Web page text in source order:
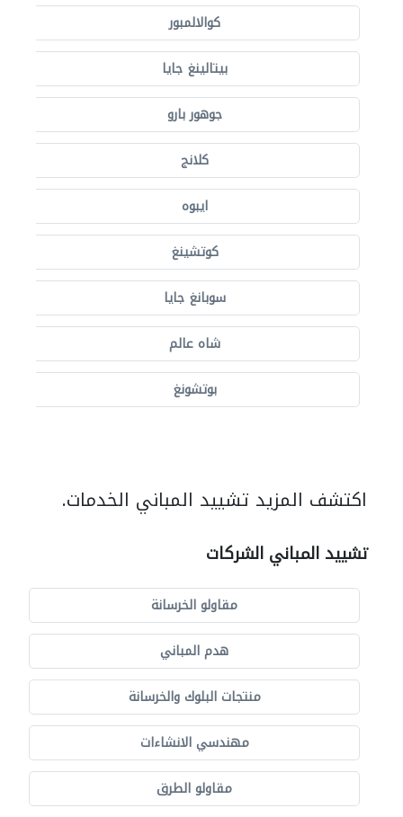
كوالالمبور
بيتالينغ جايا
جوهور بارو
كلانج
ايبوه
كوتشينغ
سوبانغ جايا
شاه عالم
بوتشونغ
اكتشف المزيد تشييد المباني الخدمات.
تشييد المباني الشركات
مقاولو الخرسانة
هدم المباني
منتجات البلوك والخرسانة
مهندسي الانشاءات
مقاولو الطرق